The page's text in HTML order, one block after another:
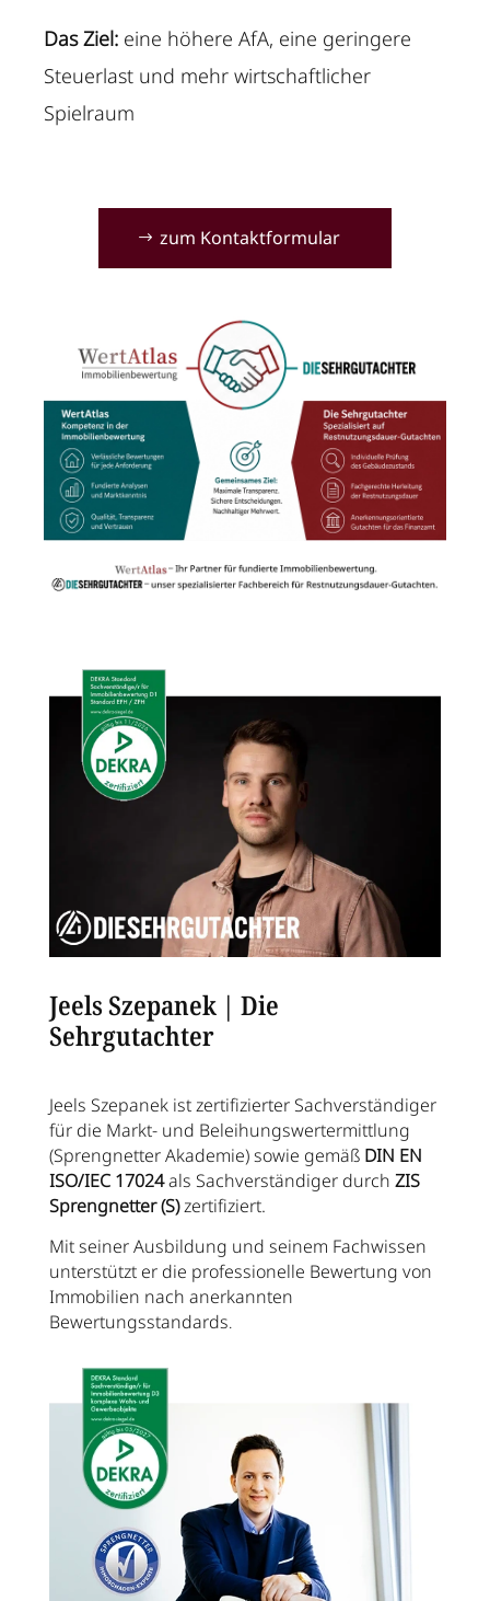
Das Ziel: eine höhere AfA, eine geringere
Steuerlast und mehr wirtschaftlicher
Spielraum
zum Kontaktformular
Jeels Szepanek | Die
Sehrgutachter
Jeels Szepanek ist zertifizierter Sachverständiger
für die Markt- und Beleihungswertermittlung
(Sprengnetter Akademie) sowie gemäß DIN EN
ISO/IEC 17024als Sachverständiger durch ZIS
Sprengnetter (S)zertifiziert.
Mit seiner Ausbildung und seinem Fachwissen
unterstützt er die professionelle Bewertung von
Immobilien nach anerkannten
Bewertungsstandards.